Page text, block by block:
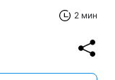
2 мин